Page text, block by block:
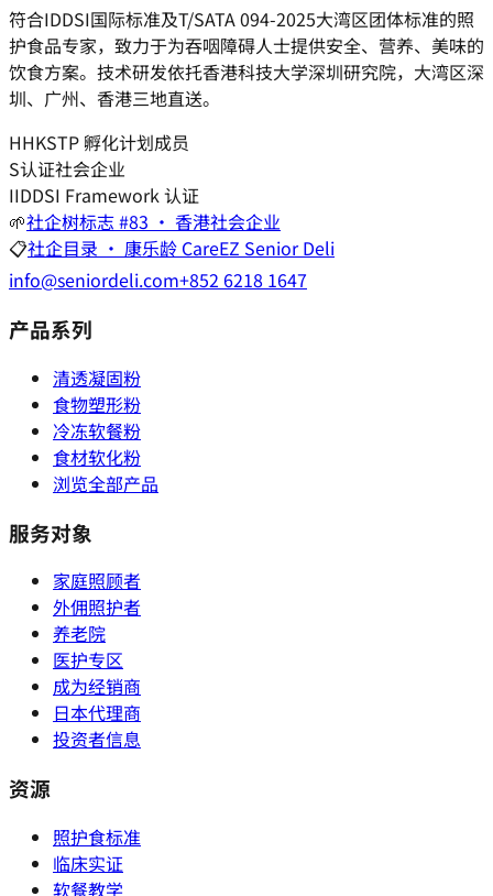
符合IDDSI国际标准及T/SATA 094-2025大湾区团体标准的照
护食品专家，致力于为吞咽障碍人士提供安全、营养、美味的
饮食方案。技术研发依托香港科技大学深圳研究院，大湾区深
圳、广州、香港三地直送。
HHKSTP 孵化计划成员
S认证社会企业
IIDDSI Framework 认证
🌱社企树标志 #83 · 香港社会企业
📋社企目录 · 康乐龄 CareEZ Senior Deli
info@seniordeli.com+852 6218 1647
产品系列
清透凝固粉
食物塑形粉
冷冻软餐粉
食材软化粉
浏览全部产品
服务对象
家庭照顾者
外佣照护者
养老院
医护专区
成为经销商
日本代理商
投资者信息
资源
照护食标准
临床实证
软餐教学